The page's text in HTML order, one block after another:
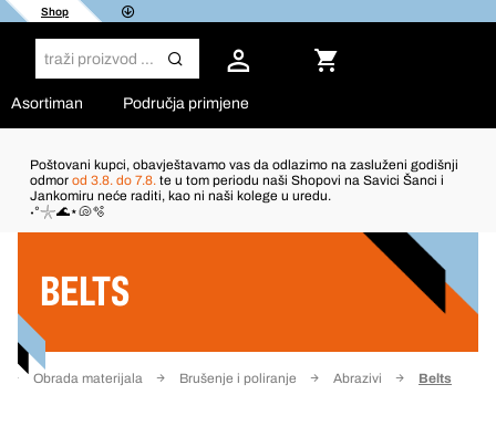
Shop
Asortiman Područja primjene
Poštovani kupci, obavještavamo vas da odlazimo na zasluženi godišnji
odmor od 3.8. do 7.8. te u tom periodu naši Shopovi na Savici Šanci i
Jankomiru neće raditi, kao ni naši kolege u uredu.
˖°𓇼🌊⋆🐚🫧
BELTS
Obrada materijala Brušenje i poliranje Abrazivi Belts
Filter